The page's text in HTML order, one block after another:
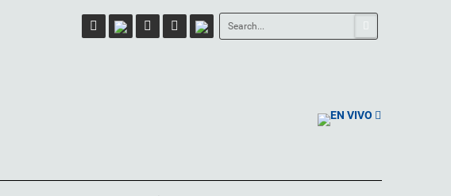
EN VIVO